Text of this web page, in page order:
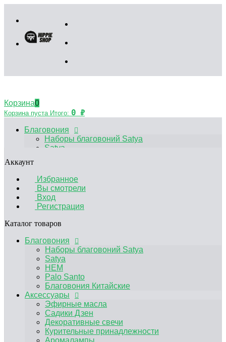
Корзина0
Корзина пуста Итого: 0 ₽
Благовония
Наборы благовоний Satya
Satya
Благовония Китайские
Аксессуары
Эфирные масла
Садики Дзен
Декоративные свечи
Курительные принадлежности
Аромалампы
Подставки под благовония
Прогрессивное растениеводство
Удобрения и стимуляторы
Powder Feeding
CannaBioGen
Growth Technology
Plagron
Plantators
Advanced Nutrients
Orange Tree
Simplex
Аккаунт
Избранное
Вы смотрели
Вход
Регистрация
Каталог товаров
Благовония
Наборы благовоний Satya
Satya
HEM
Palo Santo
Благовония Китайские
Аксессуары
Эфирные масла
Садики Дзен
Декоративные свечи
Курительные принадлежности
Аромалампы